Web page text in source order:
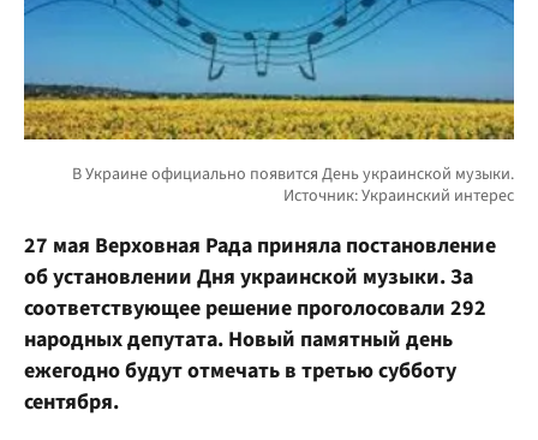
27 мая Верховная Рада приняла постановление
об установлении Дня украинской музыки. За
соответствующее решение проголосовали 292
народных депутата. Новый памятный день
ежегодно будут отмечать в третью субботу
сентября.